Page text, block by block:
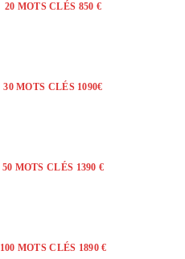
20 MOTS CLÉS 850 €
30 MOTS CLÉS 1090€
50 MOTS CLÉS 1390 €
100 MOTS CLÉS 1890 €